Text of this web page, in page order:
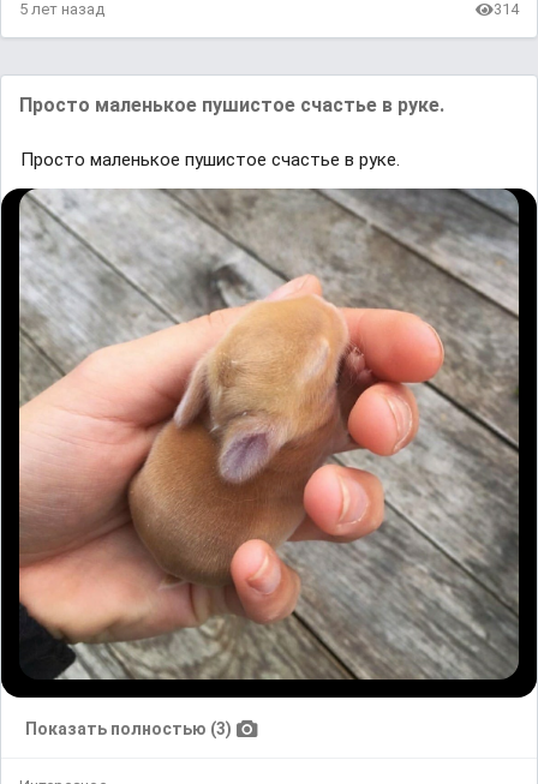
5 лет назад 314
Просто маленькое пушистое счастье в руке.
Просто маленькое пушистое счастье в руке.
Показать полностью (3)